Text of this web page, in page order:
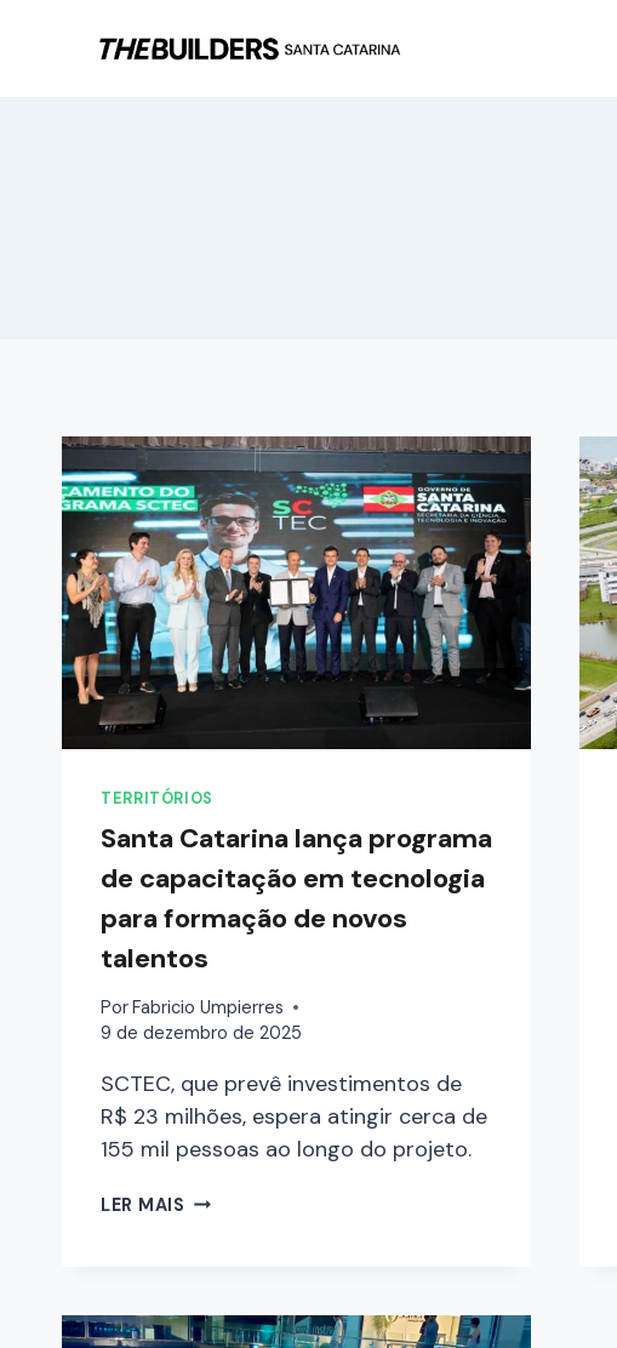
TERRITÓRIOS
Santa Catarina lança programa
de capacitação em tecnologia
para formação de novos
talentos
PorFabricio Umpierres
9 de dezembro de 2025
SCTEC, que prevê investimentos de
R$ 23 milhões, espera atingir cerca de
155 mil pessoas ao longo do projeto.
LER MAIS